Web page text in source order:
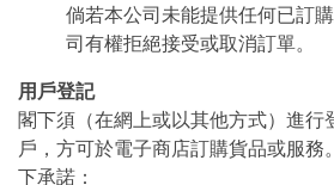
倘若本公司未能提供任何已訂
司有權拒絕接受或取消訂單。
用戶登記
閣下須（在網上或以其他方式）進行
戶，方可於電子商店訂購貨品或服務
下承諾：